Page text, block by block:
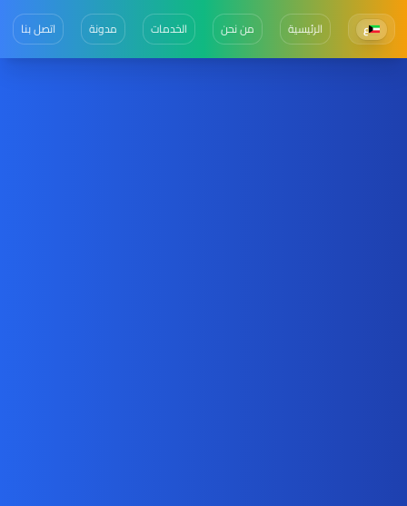
ع الرئيسية من نحن الخدمات مدونة اتصل بنا